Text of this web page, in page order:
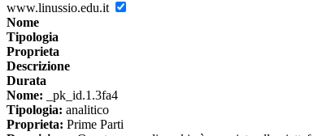
www.linussio.edu.it
Nome
Tipologia
Proprieta
Descrizione
Durata
Nome: _pk_id.1.3fa4
Tipologia: analitico
Proprieta: Prime Parti